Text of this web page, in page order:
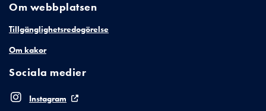
Om webbplatsen
Tillgänglighetsredogörelse
Om kakor
Sociala medier
Instagram